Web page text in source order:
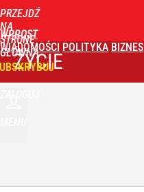
PRZEJDŹ
NA
STRONĘ
GŁÓWNĄ
WPROST
WIADOMOŚCI POLITYKA BIZNES
ŻYCIE